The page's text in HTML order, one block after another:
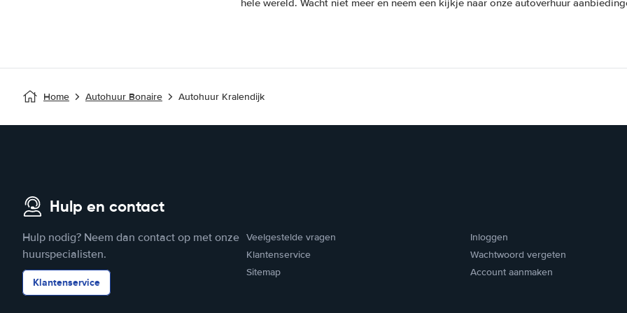
hele wereld. Wacht niet meer en neem een kijkje naar onze autoverhuur
Home Autohuur Bonaire Autohuur Kralendijk
Hulp en contact
Hulp nodig? Neem dan contact op met onze
huurspecialisten.
Klantenservice
Veelgestelde vragen
Klantenservice
Sitemap
Inloggen
Wachtwoord vergeten
Account aanmaken